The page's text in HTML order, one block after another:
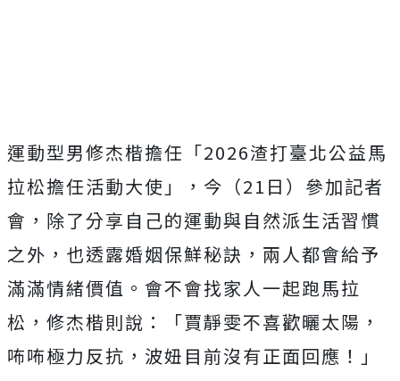
運動型男修杰楷擔任「2026渣打臺北公益馬
拉松擔任活動大使」，今（21 日）參加記者
會，除了分享自己的運動與自然派生活習慣
之外，也透露婚姻保鮮秘訣，兩人都會給予
滿滿情緒價值。會不會找家人一起跑馬拉
松，修杰楷則說：「賈靜雯不喜歡曬太陽，
咘咘極力反抗，波妞目前沒有正面回應！」